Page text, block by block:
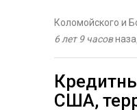
Коломойского и
6 лет 9 часов
США,